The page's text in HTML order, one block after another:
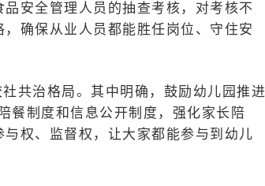
安全管理人员的抽查考核，对考核不
确保从业人员都能胜任岗位、守住安
共治格局。其中明确，鼓励幼儿园推进
餐制度和信息公开制度，强化家长陪
权、监督权，让大家都能参与到幼儿